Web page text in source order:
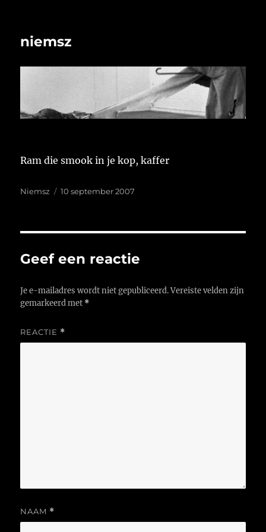
niemsz
Ram die smook in je kop, kaffer
Auteur
Niemsz
Geplaatst
10 september 2007
Geef een reactie
Je e-mailadres wordt niet gepubliceerd. Vereiste velden zijn
gemarkeerd met *
REACTIE *
NAAM *